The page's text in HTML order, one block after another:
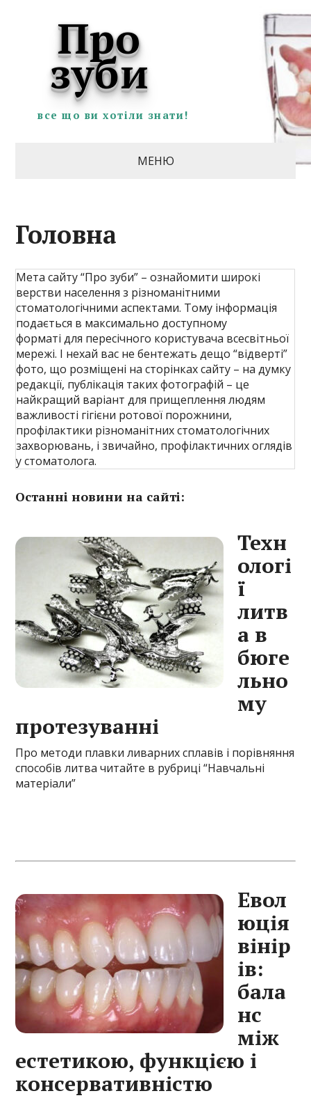
Про
зуби
все що ви хотіли знати!
МЕНЮ
Головна
Мета сайту “Про зуби” – ознайомити широкі
верстви населення з різноманітними
стоматологічними аспектами. Тому інформація
подається в максимально доступному
форматі для пересічного користувача всесвітньої
мережі. І нехай вас не бентежать дещо “відверті”
фото, що розміщені на сторінках сайту – на думку
редакції, публікація таких фотографій – це
найкращий варіант для прищеплення людям
важливості гігієни ротової порожнини,
профілактики різноманітних стоматологічних
захворювань, і звичайно, профілактичних оглядів
у стоматолога.
Останні новини на сайті:
Техн
ологі
ї
литв
а в
бюге
льно
му
протезуванні
Про методи плавки ливарних сплавів і порівняння
способів литва читайте в рубриці “Навчальні
матеріали”
Евол
юція
вінір
ів:
бала
нс
між
естетикою, функцією і
консервативністю